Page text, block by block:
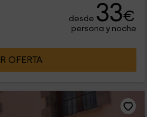
desde 33€
persona y noche
OFERTA